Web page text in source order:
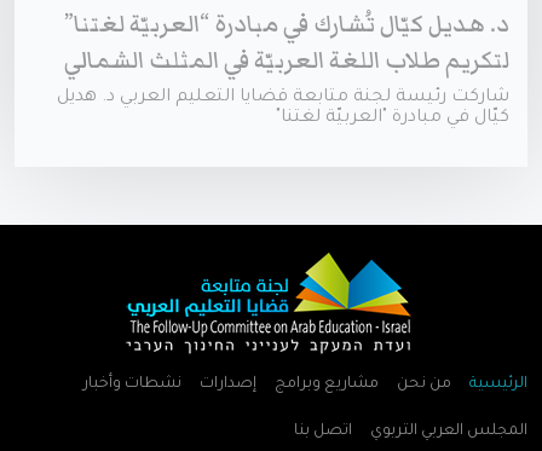
د. هديل كيّال تُشارك في مبادرة “العربيّة لغتنا”
لتكريم طلاب اللغة العربيّة في المثلث الشمالي
شاركت رئيسة لجنة متابعة قضايا التعليم العربي د. هديل
كيّال في مبادرة "العربيّة لغتنا"
الرئيسية من نحن مشاريع وبرامج إصدارات نشطات وأخبار
المجلس العربي التربوي اتصل بنا